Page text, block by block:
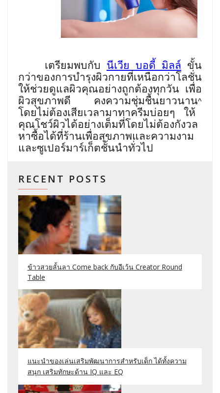
เตรียมพบกับ นีเวีย บอดี้ มิลล์ ขั้น
กว่าของการบำรุงผิวกายที่เหนือกว่าโลชั่น
ให้ช่วยดูแลผิวคุณอย่างถูกต้องทุกวัน เพื่อ
ผิวสุขภาพดี คงความชุ่มชื้นยาวนาน^
โดยไม่ต้องเสียเวลามาทาครีมบ่อยๆ ให้
คุณโชว์ผิวได้อย่างเต็มที่โดยไม่ต้องกังวล
หาซื้อได้ที่ร้านเพื่อสุขภาพและความงาม
และซูเปอร์มาร์เก็ตชั้นนำทั่วไป
RECENT POSTS
ข้าวสวยลั้นลา Come back กับอีเว้น Creator Round
Table
แนะนำของเล่นเสริมพัฒนาการสำหรับเด็ก ได้ทั้งความ
สนุก เสริมทักษะด้าน IQ และ EQ